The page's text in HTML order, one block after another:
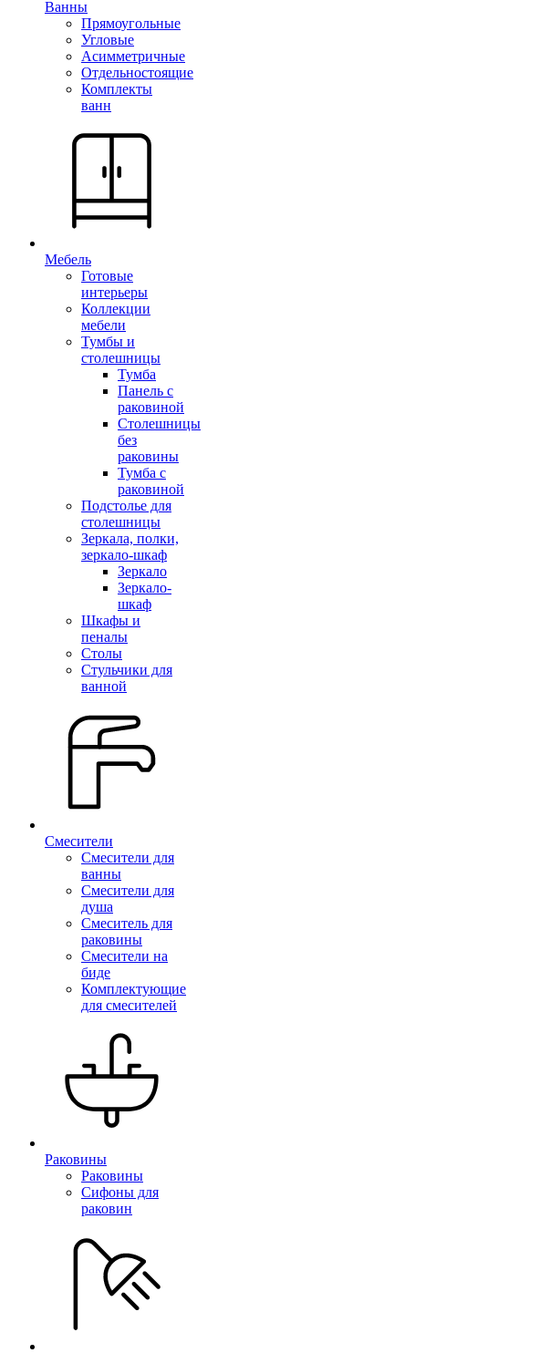
Ванны
Прямоугольные
Угловые
Асимметричные
Отдельностоящие
Комплекты
ванн
Мебель
Готовые
интерьеры
Коллекции
мебели
Тумбы и
столешницы
Тумба
Панель с
раковиной
Столешницы
без
раковины
Тумба с
раковиной
Подстолье для
столешницы
Зеркала, полки,
зеркало-шкаф
Зеркало
Зеркало-
шкаф
Шкафы и
пеналы
Столы
Стульчики для
ванной
Смесители
Смесители для
ванны
Смесители для
душа
Смеситель для
раковины
Смесители на
биде
Комплектующие
для смесителей
Раковины
Раковины
Сифоны для
раковин